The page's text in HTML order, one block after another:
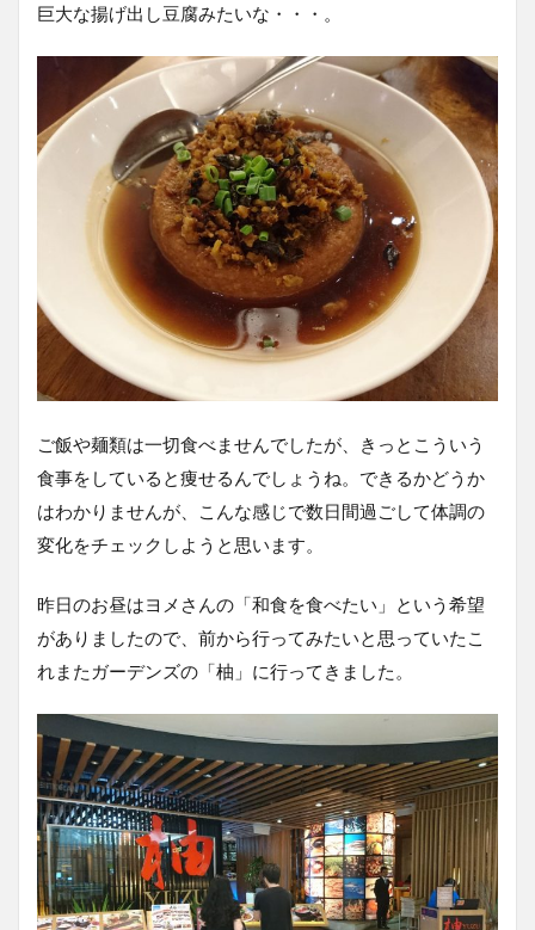
巨大な揚げ出し豆腐みたいな・・・。
ご飯や麺類は一切食べませんでしたが、きっとこういう
食事をしていると痩せるんでしょうね。できるかどうか
はわかりませんが、こんな感じで数日間過ごして体調の
変化をチェックしようと思います。
昨日のお昼はヨメさんの「和食を食べたい」という希望
がありましたので、前から行ってみたいと思っていたこ
れまたガーデンズの「柚」に行ってきました。